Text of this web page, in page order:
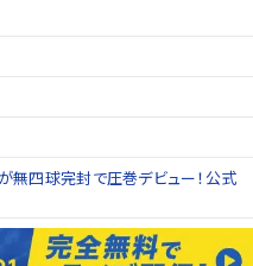
四球完封で圧巻デビュー！公式